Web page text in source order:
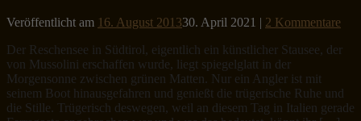
Veröffentlicht am 16. August 201330. April 2021 | 2 Kommentare
Der Reschensee in Südtirol, eigentlich ein künstlicher Stausee, der
von Mussolini erschaffen wurde, liegt spiegelglatt in der
Morgensonne zwischen grünen Matten. Nur ein Angler ist mit
seinem Boot hinausgefahren und genießt die trügerische Ruhe und
die Stille. Trügerisch deswegen, weil an diesem Tag in Italien gerade